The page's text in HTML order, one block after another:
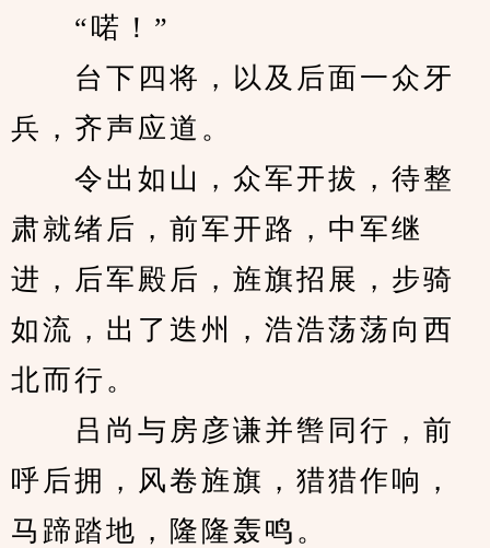
“喏！”
台下四将，以及后面一众牙
兵，齐声应道。
令出如山，众军开拔，待整
肃就绪后，前军开路，中军继
进，后军殿后，旌旗招展，步骑
如流，出了迭州，浩浩荡荡向西
北而行。
吕尚与房彦谦并辔同行，前
呼后拥，风卷旌旗，猎猎作响，
马蹄踏地，隆隆轰鸣。